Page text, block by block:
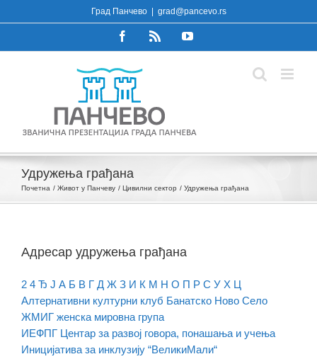
to
Град Панчево grad@pancevo.rs
FacebookRss YouTube
Удружења грађана
Почетна Живот у Панчеву Цивилни сектор Удружења грађана
Адресар удружења грађана
2 4 Ђ Ј А Б В Г Д Ж З И К М Н О П Р С У Х Ц
Алтернативни културни клуб Банатско Ново Село
ЖМИГ женска мировна група
ИЕФПГ Центар за развој говора, понашања и учења
Иницијатива за инклузију “ВеликиМали“